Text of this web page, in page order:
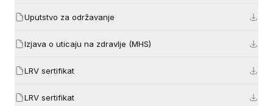
Uputstvo za održavanje
Izjava o uticaju na zdravlje (MHS)
LRV sertifikat
LRV sertifikat